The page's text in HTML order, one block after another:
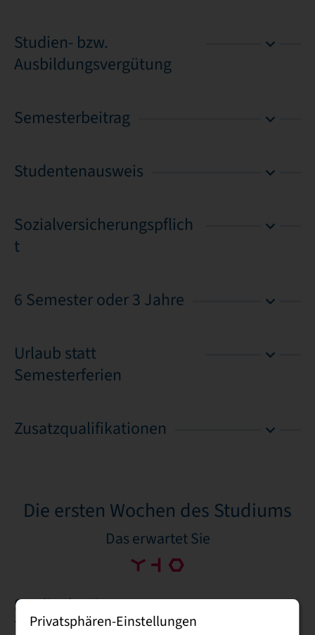
Studien- bzw.
Ausbildungsvergütung
Semesterbeitrag
Studentenausweis
Sozialversicherungspflich
t
6 Semester oder 3 Jahre
Urlaub statt
Semesterferien
Zusatzqualifikationen
Die ersten Wochen des Studiums
Das erwartet Sie
Studienbeginn &
Technische
Privatsphären-Einstellungen